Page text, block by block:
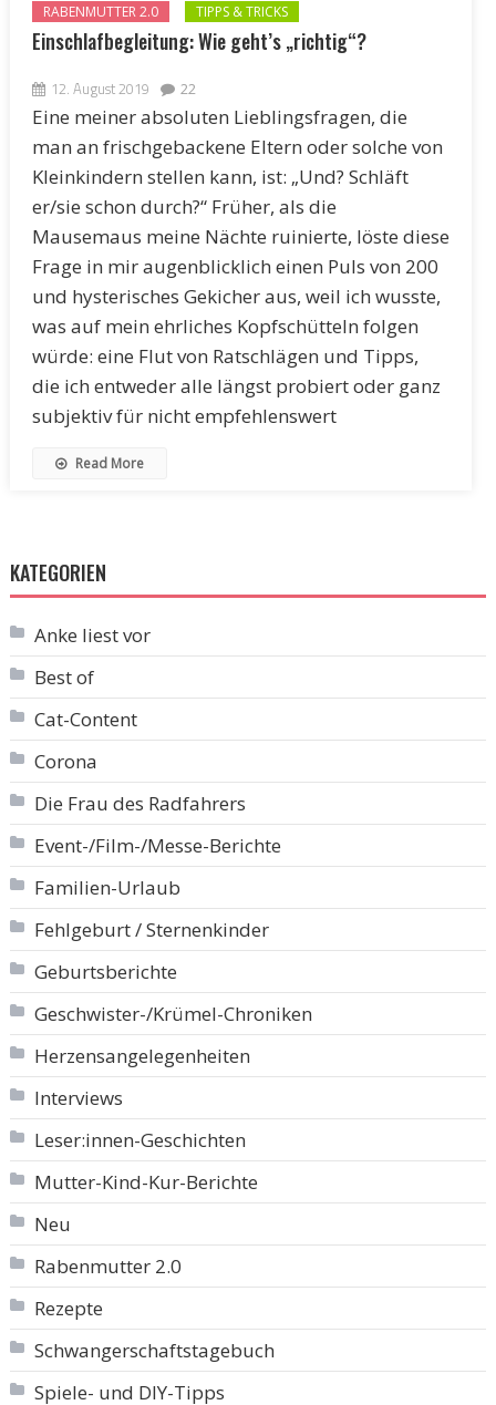
RABENMUTTER 2.0 TIPPS & TRICKS
Einschlafbegleitung: Wie geht’s „richtig“?
12. August 2019 22
Eine meiner absoluten Lieblingsfragen, die
man an frischgebackene Eltern oder solche von
Kleinkindern stellen kann, ist: „Und? Schläft
er/sie schon durch?“ Früher, als die
Mausemaus meine Nächte ruinierte, löste diese
Frage in mir augenblicklich einen Puls von 200
und hysterisches Gekicher aus, weil ich wusste,
was auf mein ehrliches Kopfschütteln folgen
würde: eine Flut von Ratschlägen und Tipps,
die ich entweder alle längst probiert oder ganz
subjektiv für nicht empfehlenswert
Read More
KATEGORIEN
Anke liest vor
Best of
Cat-Content
Corona
Die Frau des Radfahrers
Event-/Film-/Messe-Berichte
Familien-Urlaub
Fehlgeburt / Sternenkinder
Geburtsberichte
Geschwister-/Krümel-Chroniken
Herzensangelegenheiten
Interviews
Leser:innen-Geschichten
Mutter-Kind-Kur-Berichte
Neu
Rabenmutter 2.0
Rezepte
Schwangerschaftstagebuch
Spiele- und DIY-Tipps